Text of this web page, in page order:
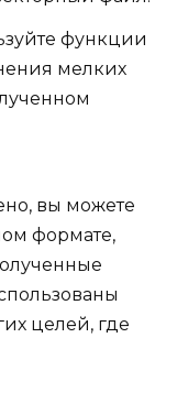
функции
мелких
вы можете
формате,
целей, где